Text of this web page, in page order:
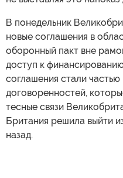
В понедельник
новые соглашения в
оборонный пакт вне
доступ к
соглашения стали
договоренностей,
тесные связи
Британия решила выйти
назад.